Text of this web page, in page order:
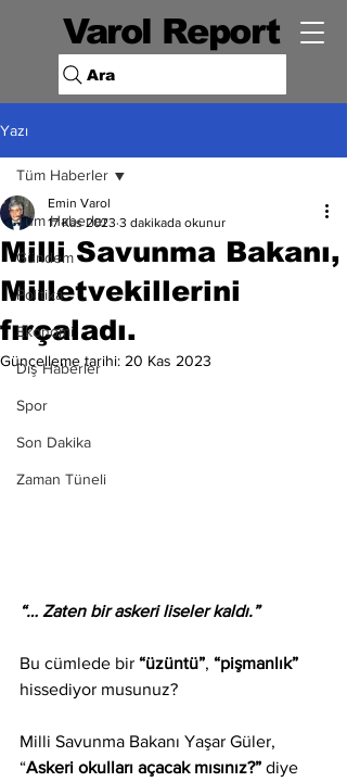
Varol Report
Ara
Yazı
Tüm Haberler
Gündem
Politika
Ekonomi
Dış Haberler
Spor
Son Dakika
Zaman Tüneli
Tüm Haberler
Milli Savunma Bakanı,
Milletvekillerini
fırçaladı.
Emin Varol
17 Kas 2023 3 dakikada okunur
Güncelleme tarihi: 20 Kas 2023
“… Zaten bir askeri liseler kaldı.”
Bu cümlede bir “üzüntü”, “pişmanlık”
hissediyor musunuz?
Milli Savunma Bakanı Yaşar Güler,
“Askeri okulları açacak mısınız?” diye